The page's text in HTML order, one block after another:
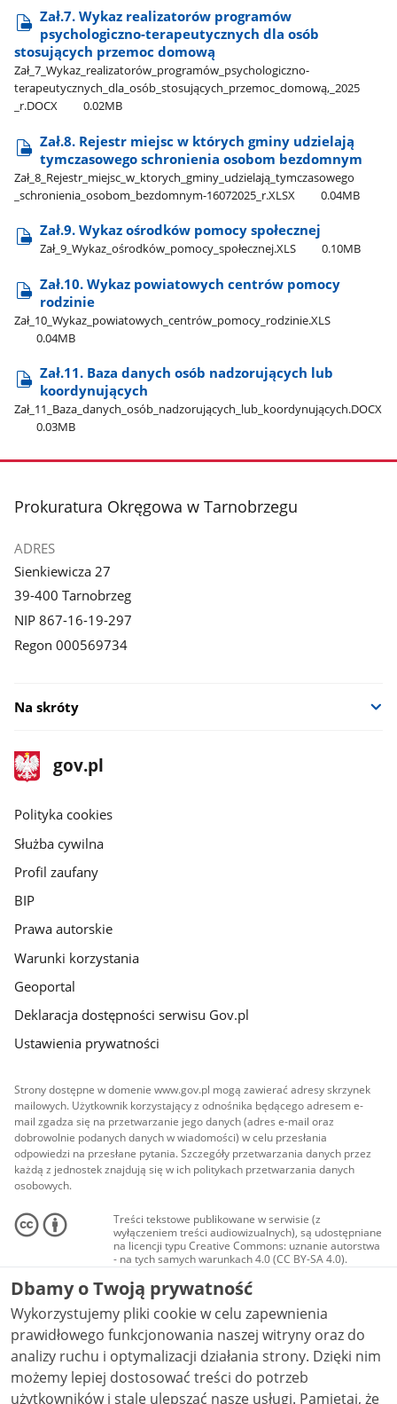
Zał.7. Wykaz realizatorów programów
psychologiczno-terapeutycznych dla osób
stosujących przemoc domową
Zał​_7​_Wykaz​_realizatorów​_programów​_psychologiczno-
terapeutycznych​_dla​_osób​_stosujących​_przemoc​_domową,​_2025​
_r.DOCX
0.02MB
Zał.8. Rejestr miejsc w których gminy udzielają
tymczasowego schronienia osobom bezdomnym
Zał​_8​_Rejestr​_miejsc​_w​_ktorych​_gminy​_udzielają​_tymczasowego​
_schronienia​_osobom​_bezdomnym-16072025​_r.XLSX
0.04MB
Zał.9. Wykaz ośrodków pomocy społecznej
Zał​_9​_Wykaz​_ośrodków​_pomocy​_społecznej.XLS 0.10MB
Zał.10. Wykaz powiatowych centrów pomocy
rodzinie
Zał​_10​_Wykaz​_powiatowych​_centrów​_pomocy​_rodzinie.XLS
0.04MB
Zał.11. Baza danych osób nadzorujących lub
koordynujących
Zał​_11​_Baza​_danych​_osób​_nadzorujących​_lub​_koordynujących.DOCX
0.03MB
stopka
Prokuratura Okręgowa w Tarnobrzegu
ADRES
Sienkiewicza 27
39-400 Tarnobrzeg
NIP 867-16-19-297
Regon 000569734
Na skróty
stopka
gov.pl
Strona
gov.pl
gov.pl
Polityka cookies
Służba cywilna
Profil zaufany
BIP
Prawa autorskie
Warunki korzystania
Geoportal
Deklaracja dostępności serwisu Gov.pl
Ustawienia prywatności
Strony dostępne w domenie www.gov.pl mogą zawierać adresy skrzynek
mailowych. Użytkownik korzystający z odnośnika będącego adresem e-
mail zgadza się na przetwarzanie jego danych (adres e-mail oraz
dobrowolnie podanych danych w wiadomości) w celu przesłania
odpowiedzi na przesłane pytania. Szczegóły przetwarzania danych przez
każdą z jednostek znajdują się w ich politykach przetwarzania danych
osobowych.
Treści tekstowe publikowane w serwisie (z
wyłączeniem treści audiowizualnych), są udostępniane
na licencji typu Creative Commons: uznanie autorstwa
- na tych samych warunkach 4.0 (CC BY-SA 4.0).
Materiały audiowizualne, w tym zdjęcia, materiały
audio i wideo, są udostępniane na licencji typu
Creative Commons: uznanie autorstwa użycie
niekomercyjne - bez utworów zależnych 4.0 (CC BY-
NC-ND 4.0), o ile nie jest to stwierdzone inaczej.
Dbamy o Twoją prywatność
Wykorzystujemy pliki cookie w celu zapewnienia
prawidłowego funkcjonowania naszej witryny oraz do
analizy ruchu i optymalizacji działania strony. Dzięki nim
możemy lepiej dostosować treści do potrzeb
użytkowników i stale ulepszać nasze usługi. Pamiętaj, że